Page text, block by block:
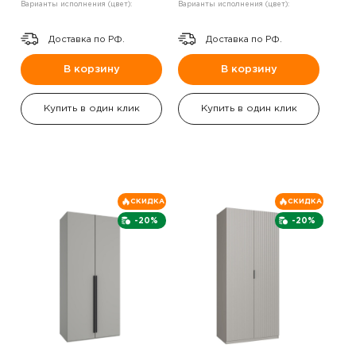
Варианты исполнения (цвет):
Доставка по РФ.
В корзину
Купить в один клик
Варианты исполнения (цвет):
Доставка по РФ.
В корзину
Купить в один клик
-20%
СКИДКА
-20%
СКИДКА